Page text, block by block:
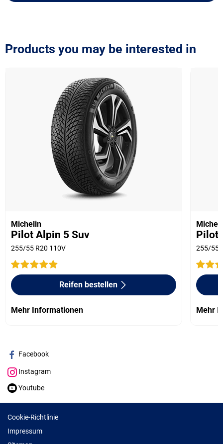
Products you may be interested in
Michelin
Pilot Alpin 5 Suv
255/55 R20 110V
Reifen bestellen
Mehr Informationen
Pilot
255/55
Mehr
Facebook
Instagram
Youtube
Cookie-Richtlinie
Impressum